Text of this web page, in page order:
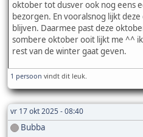
oktober tot dusver ook nog eens
bezorgen. En vooralsnog lijkt
blijven. Daarmee past deze
sombere oktober ooit lijkt me ^^
rest van de winter gaat geven.
1 persoon vindt dit leuk.
vr 17 okt 2025 - 08:40
Bubba